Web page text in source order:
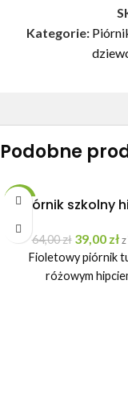
Kategorie:
Podobne
-39% Piórnik szkolny
64,00zł 39,00 zł
Fioletowy piórnik
różowym